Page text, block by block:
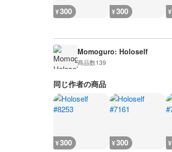
¥300 ¥300 ¥
Momoguro: Holoself
商品数139
同じ作者の商品
¥300 ¥300 ¥